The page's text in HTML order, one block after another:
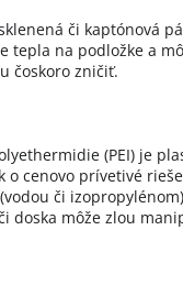
či kaptónová
tepla na podložke a
čoskoro zničiť.
(PEI) je
o cenovo prívetivé
či
doska môže zlou